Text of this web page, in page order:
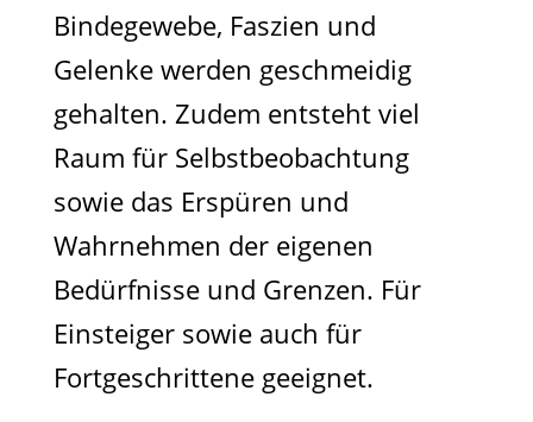
Bindegewebe, Faszien und
Gelenke werden geschmeidig
gehalten. Zudem entsteht viel
Raum für Selbstbeobachtung
sowie das Erspüren und
Wahrnehmen der eigenen
Bedürfnisse und Grenzen. Für
Einsteiger sowie auch für
Fortgeschrittene geeignet.